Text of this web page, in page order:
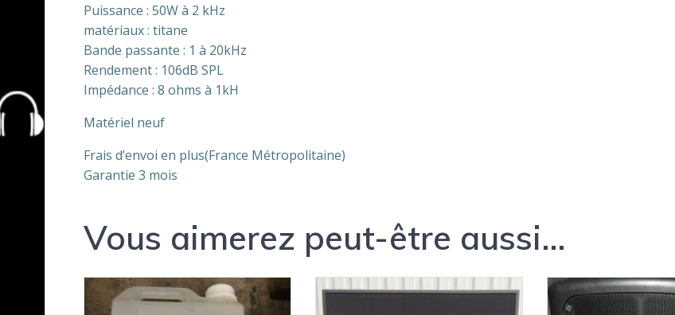
Puissance : 50W à 2 kHz
matériaux : titane
Bande passante : 1 à 20kHz
Rendement : 106dB SPL
Impédance : 8 ohms à 1kH
Matériel neuf
Frais d’envoi en plus(France Métropolitaine)
Garantie 3 mois
Vous aimerez peut-être aussi…